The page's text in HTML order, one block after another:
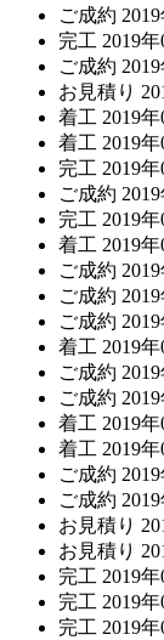
ご成約
完工 2019年
ご成約
お見積り
着工 2019年
着工 2019年
完工 2019年
ご成約
完工 2019年
着工 2019年
ご成約
ご成約
ご成約
着工 2019年
ご成約
ご成約
着工 2019年
着工 2019年
ご成約
ご成約
お見積り
お見積り
完工 2019年
完工 2019年
完工 2019年